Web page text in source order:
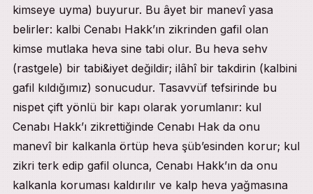
kimseye uyma) buyurur. Bu âyet bir manevî yasa
belirler: kalbi Cenabı Hakk’ın zikrinden gafil olan
kimse mutlaka heva sine tabi olur. Bu heva sehv
(rastgele) bir tabi&iyet değildir; ilâhî bir takdirin (kalbini
gafil kıldığımız) sonucudur. Tasavvüf tefsirinde bu
nispet çift yönlü bir kapı olarak yorumlanır: kul
Cenabı Hakk’ı zikrettiğinde Cenabı Hak da onu
manevî bir kalkanla örtüp heva şüb’esinden korur; kul
zikri terk edip gafil olunca, Cenabı Hakk’ın da onu
kalkanla koruması kaldırılır ve kalp heva yağmasına